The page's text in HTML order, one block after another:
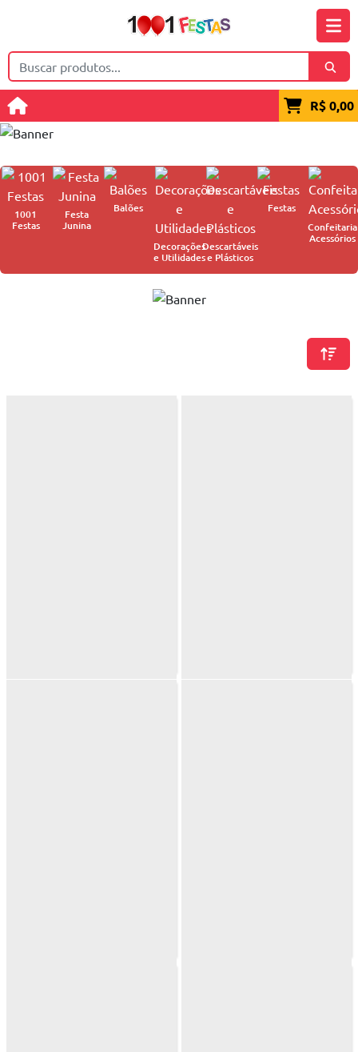
R$ 0,00
1001
Festas
Festa
Junina
Balões
Decorações
e Utilidades
Descartáveis
e Plásticos
Festas
Confeitaria
Acessórios